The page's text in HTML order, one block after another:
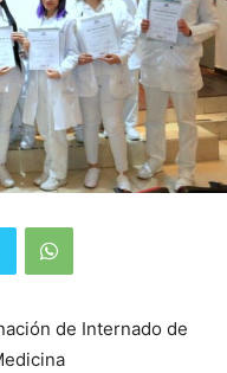
de Internado de